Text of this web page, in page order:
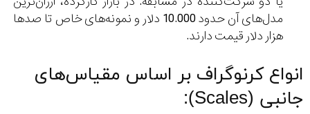
مدل‌های آن حدود 10.000 دلار و نمونه‌های خاص تا صدها
هزار دلار قیمت دارند.
انواع کرنوگراف بر اساس مقیاس‌های
جانبی (Scales):